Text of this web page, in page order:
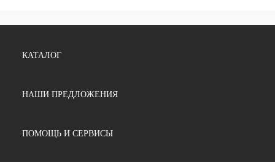
КАТАЛОГ
НАШИ ПРЕДЛОЖЕНИЯ
ПОМОЩЬ И СЕРВИСЫ